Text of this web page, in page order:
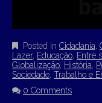
Posted in Cidadania
Lazer, Educação Entre
Globalização História
Sociedade Trabalho e
0 Comments